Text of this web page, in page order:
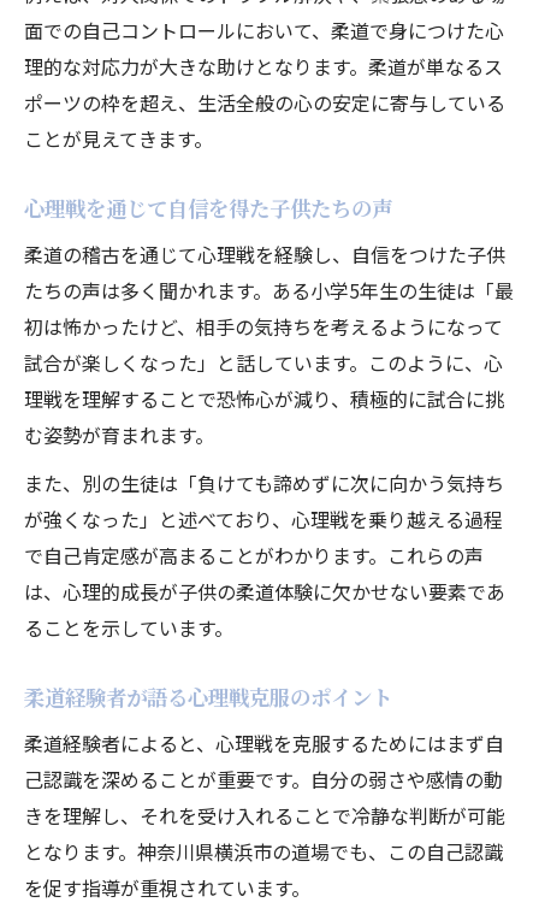
面での自己コントロールにおいて、柔道で身につけた心
理的な対応力が大きな助けとなります。柔道が単なるス
ポーツの枠を超え、生活全般の心の安定に寄与している
ことが見えてきます。
心理戦を通じて自信を得た子供たちの声
柔道の稽古を通じて心理戦を経験し、自信をつけた子供
たちの声は多く聞かれます。ある小学5年生の生徒は「最
初は怖かったけど、相手の気持ちを考えるようになって
試合が楽しくなった」と話しています。このように、心
理戦を理解することで恐怖心が減り、積極的に試合に挑
む姿勢が育まれます。
また、別の生徒は「負けても諦めずに次に向かう気持ち
が強くなった」と述べており、心理戦を乗り越える過程
で自己肯定感が高まることがわかります。これらの声
は、心理的成長が子供の柔道体験に欠かせない要素であ
ることを示しています。
柔道経験者が語る心理戦克服のポイント
柔道経験者によると、心理戦を克服するためにはまず自
己認識を深めることが重要です。自分の弱さや感情の動
きを理解し、それを受け入れることで冷静な判断が可能
となります。神奈川県横浜市の道場でも、この自己認識
を促す指導が重視されています。